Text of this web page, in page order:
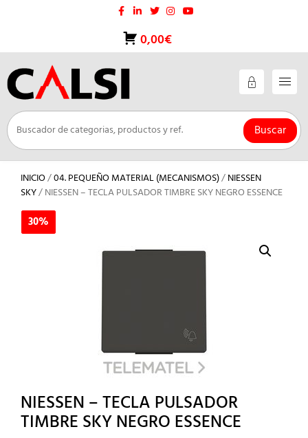
0,00€
Buscar
INICIO/04. PEQUEÑO MATERIAL (MECANISMOS)/NIESSEN
SKY/ NIESSEN – TECLA PULSADOR TIMBRE SKY NEGRO ESSENCE
30%
NIESSEN – TECLA PULSADOR
TIMBRE SKY NEGRO ESSENCE
30%